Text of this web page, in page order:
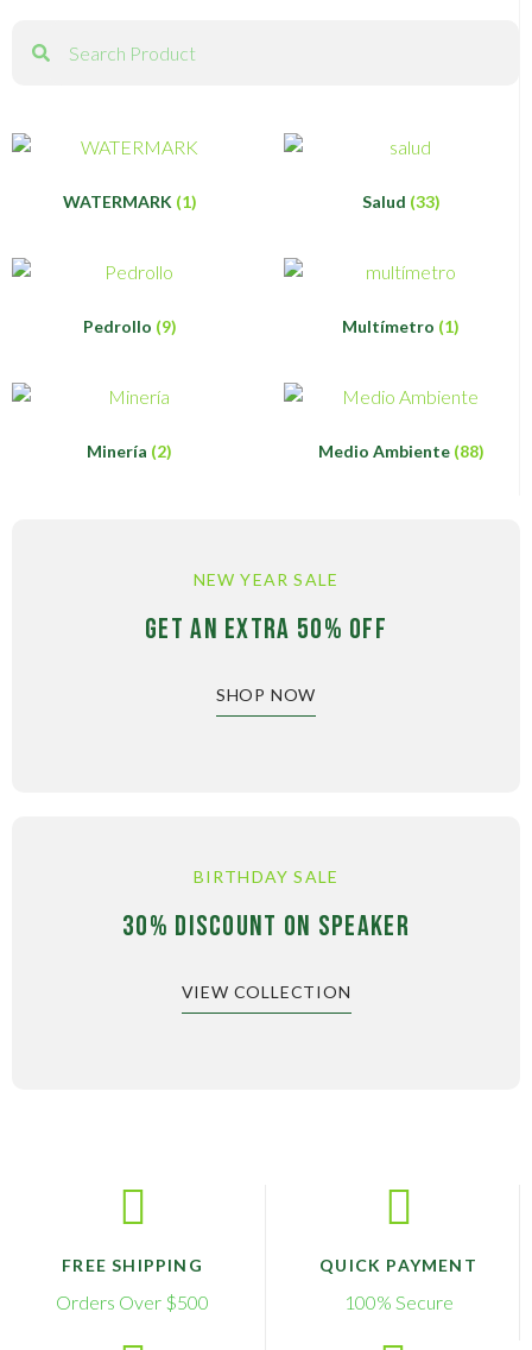
WATERMARK (1) Salud (33)
Pedrollo (9) Multímetro (1)
Minería (2) Medio Ambiente (88)
NEW YEAR SALE
GET AN EXTRA 50% OFF
SHOP NOW
BIRTHDAY SALE
30% DISCOUNT ON SPEAKER
VIEW COLLECTION
FREE SHIPPING
Orders Over $500
QUICK PAYMENT
100% Secure